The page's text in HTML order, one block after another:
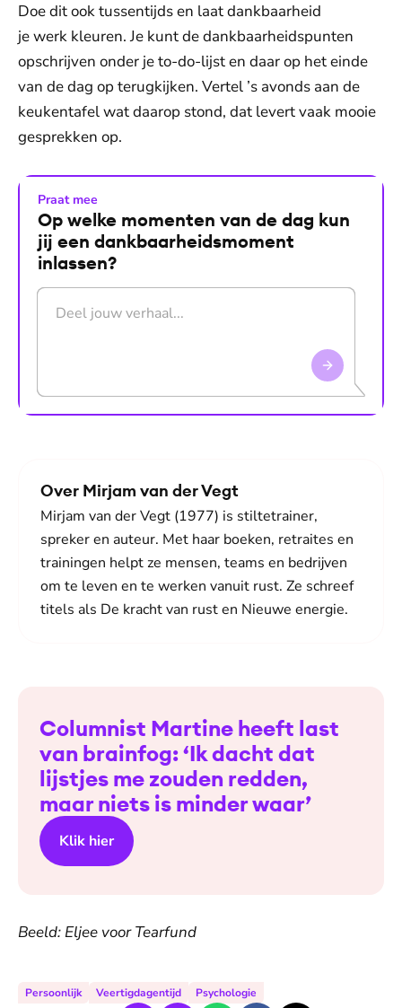
Doe dit ook tussentijds en laat dankbaarheid
je werk kleuren. Je kunt de dankbaarheidspunten
opschrijven onder je to-do-lijst en daar op het einde
van de dag op terugkijken. Vertel ’s avonds aan de
keukentafel wat daarop stond, dat levert vaak mooie
gesprekken op.
Praat mee
Op welke momenten van de dag kun
jij een dankbaarheidsmoment
inlassen?
Druk op Enter om te versturen. Gebruik Shift+Enter
Over Mirjam van der Vegt
Mirjam van der Vegt (1977) is stiltetrainer,
spreker en auteur. Met haar boeken, retraites en
trainingen helpt ze mensen, teams en bedrijven
om te leven en te werken vanuit rust. Ze schreef
titels als De kracht van rust en Nieuwe energie.
Columnist Martine heeft last
van brainfog: ‘Ik dacht dat
lijstjes me zouden redden,
maar niets is minder waar’
Klik hier
Beeld: Eljee voor Tearfund
Persoonlijk Veertigdagentijd Psychologie